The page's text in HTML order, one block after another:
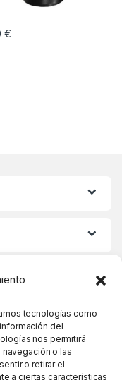
tecnologías como
del
nos permitirá
o las
o retirar el
a ciertas características
7,00 € hasta 12,00 €
€